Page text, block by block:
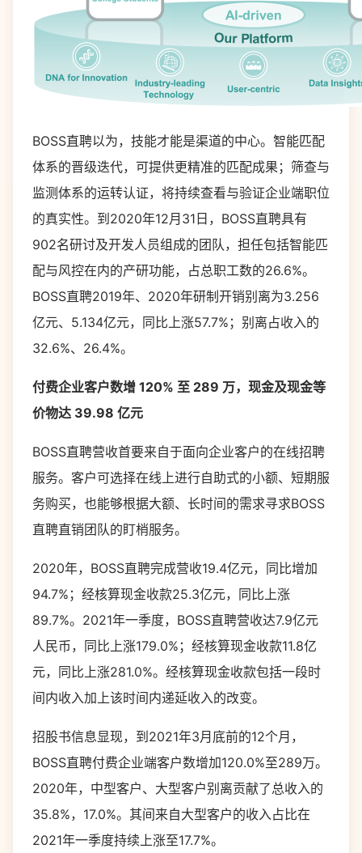
BOSS直聘以为，技能才能是渠道的中心。智能匹配
体系的晋级迭代，可提供更精准的匹配成果；筛查与
监测体系的运转认证，将持续查看与验证企业端职位
的真实性。到2020年12月31日，BOSS直聘具有
902名研讨及开发人员组成的团队，担任包括智能匹
配与风控在内的产研功能，占总职工数的26.6%。
BOSS直聘2019年、2020年研制开销别离为3.256
亿元、5.134亿元，同比上涨57.7%；别离占收入的
32.6%、26.4%。
付费企业客户数增 120% 至 289 万，现金及现金等
价物达 39.98 亿元
BOSS直聘营收首要来自于面向企业客户的在线招聘
服务。客户可选择在线上进行自助式的小额、短期服
务购买，也能够根据大额、长时间的需求寻求BOSS
直聘直销团队的盯梢服务。
2020年，BOSS直聘完成营收19.4亿元，同比增加
94.7%；经核算现金收款25.3亿元，同比上涨
89.7%。2021年一季度，BOSS直聘营收达7.9亿元
人民币，同比上涨179.0%；经核算现金收款11.8亿
元，同比上涨281.0%。经核算现金收款包括一段时
间内收入加上该时间内递延收入的改变。
招股书信息显现，到2021年3月底前的12个月，
BOSS直聘付费企业端客户数增加120.0%至289万。
2020年，中型客户、大型客户别离贡献了总收入的
35.8%，17.0%。其间来自大型客户的收入占比在
2021年一季度持续上涨至17.7%。